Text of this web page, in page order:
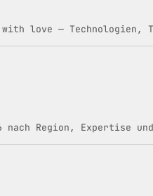
love — Technologien,
nach Region, Expertise